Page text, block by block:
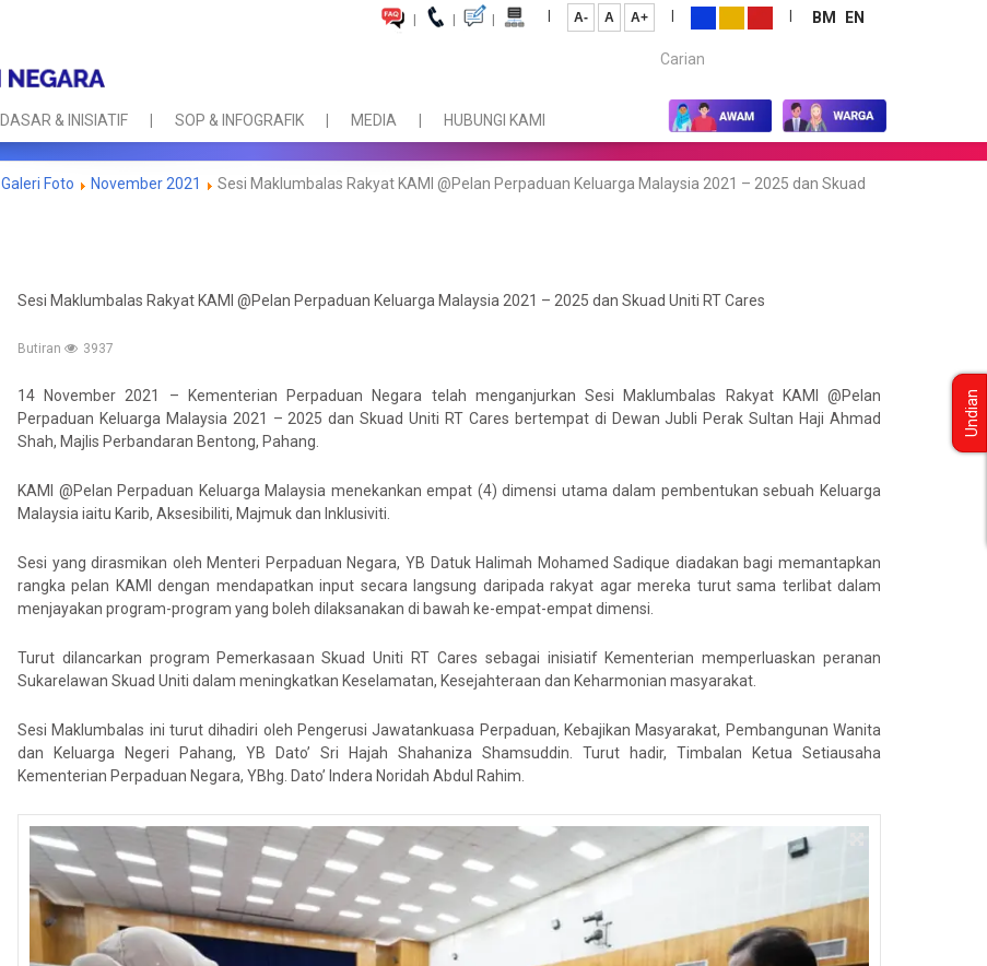
| | | | A- A A+ | | BM
EN
Carian...
DASAR & INISIATIF SOP & INFOGRAFIK MEDIA HUBUNGI KAMI
Galeri Foto November 2021
Sesi Maklumbalas Rakyat KAMI @Pelan Perpaduan Keluarga Malaysia 2021 – 2025 dan Skuad
Sesi Maklumbalas Rakyat KAMI @Pelan Perpaduan Keluarga Malaysia 2021 – 2025 dan Skuad Uniti RT Cares
Butiran 3937
14 November 2021 – Kementerian Perpaduan Negara telah menganjurkan Sesi Maklumbalas Rakyat KAMI @Pelan
Perpaduan Keluarga Malaysia 2021 – 2025 dan Skuad Uniti RT Cares bertempat di Dewan Jubli Perak Sultan Haji Ahmad
Shah, Majlis Perbandaran Bentong, Pahang.
KAMI @Pelan Perpaduan Keluarga Malaysia menekankan empat (4) dimensi utama dalam pembentukan sebuah Keluarga
Malaysia iaitu Karib, Aksesibiliti, Majmuk dan Inklusiviti.
Sesi yang dirasmikan oleh Menteri Perpaduan Negara, YB Datuk Halimah Mohamed Sadique diadakan bagi memantapkan
rangka pelan KAMI dengan mendapatkan input secara langsung daripada rakyat agar mereka turut sama terlibat dalam
menjayakan program-program yang boleh dilaksanakan di bawah ke-empat-empat dimensi.
Turut dilancarkan program Pemerkasaan Skuad Uniti RT Cares sebagai inisiatif Kementerian memperluaskan peranan
Sukarelawan Skuad Uniti dalam meningkatkan Keselamatan, Kesejahteraan dan Keharmonian masyarakat.
Sesi Maklumbalas ini turut dihadiri oleh Pengerusi Jawatankuasa Perpaduan, Kebajikan Masyarakat, Pembangunan Wanita
dan Keluarga Negeri Pahang, YB Dato’ Sri Hajah Shahaniza Shamsuddin. Turut hadir, Timbalan Ketua Setiausaha
Kementerian Perpaduan Negara, YBhg. Dato’ Indera Noridah Abdul Rahim.
Undian